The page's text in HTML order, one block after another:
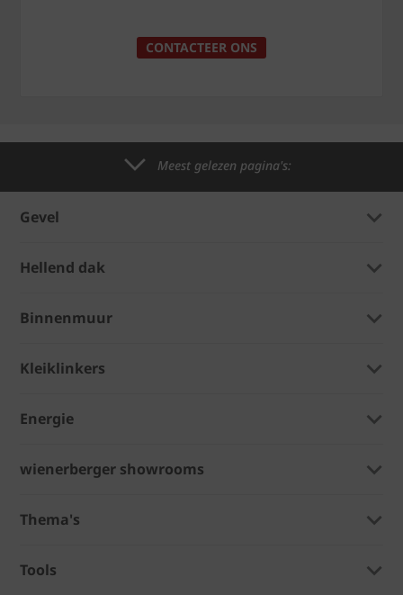
CONTACTEER ONS
Meest gelezen pagina's:
Gevel
Hellend dak
Binnenmuur
Kleiklinkers
Energie
wienerberger showrooms
Thema's
Tools